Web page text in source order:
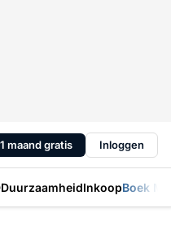
maand gratis Inloggen
DuurzaamheidInkoopBoek